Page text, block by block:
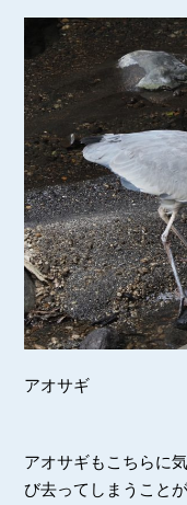
アオサギ
アオサギもこちらに
び去ってしまうこと